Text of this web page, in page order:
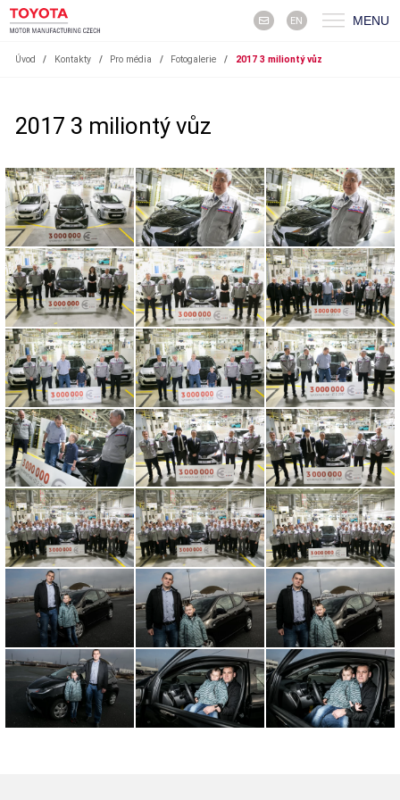
EN MENU
Úvod / Kontakty / Pro média / Fotogalerie / 2017 3 miliontý vůz
2017 3 miliontý vůz